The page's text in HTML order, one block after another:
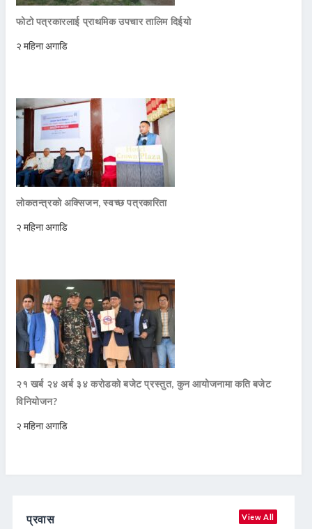
फोटो पत्रकारलाई प्राथमिक उपचार तालिम दिईयो
२ महिना अगाडि
लोकतन्त्रको अक्सिजन, स्वच्छ पत्रकारिता
२ महिना अगाडि
२१ खर्ब २४ अर्ब ३४ करोडको बजेट प्रस्तुत, कुन आयोजनामा कति बजेट
विनियोजन?
२ महिना अगाडि
प्रवास View All